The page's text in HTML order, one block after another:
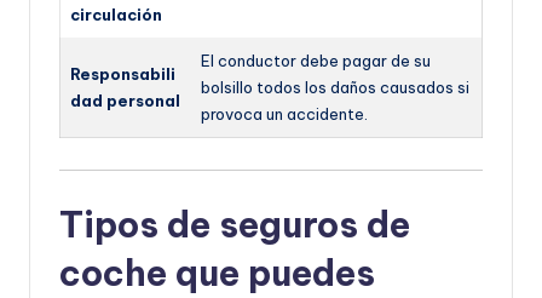
circulación
Responsabili
dad personal
El conductor debe pagar de su
bolsillo todos los daños causados si
provoca un accidente.
Tipos de seguros de
coche que puedes